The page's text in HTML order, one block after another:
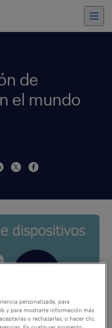
de
el mundo
personalizada, para
y para mostrarte información más
o rechazarlas, o hacer clic